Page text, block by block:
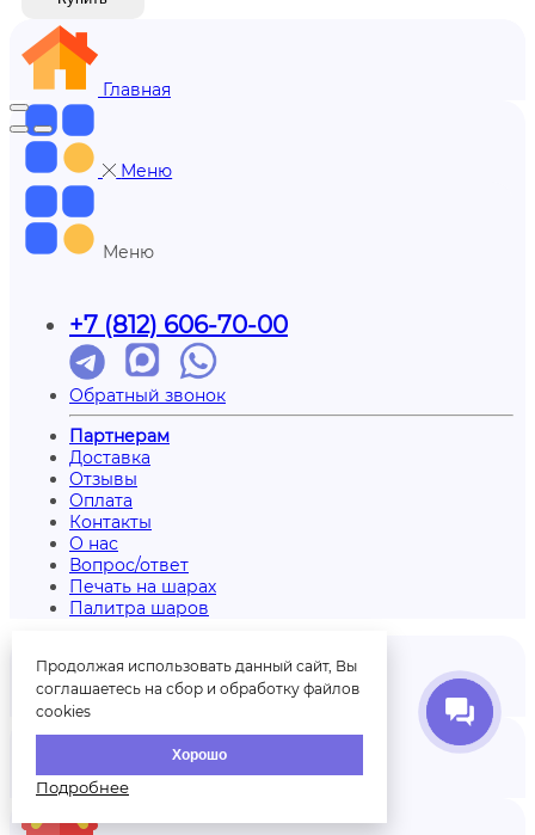
Главная
Меню
Меню
+7 (812) 606-70-00
Обратный звонок
Партнерам
Доставка
Отзывы
Оплата
Контакты
О нас
Вопрос/ответ
Печать на шарах
Палитра шаров
Аккаунт
Продолжая использовать данный сайт, Вы
соглашаетесь на сбор и обработку файлов
cookies
Хорошо
Подробнее